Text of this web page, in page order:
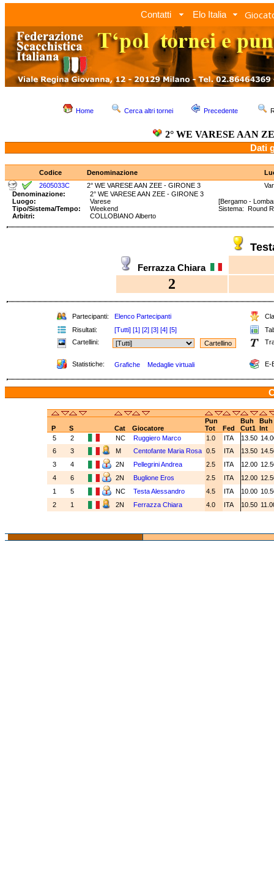
Contatti Elo Italia
Home Cerca altri tornei Precedente
2° WE VARESE AAN
Dati
Codice Denominazione
2605033C
2° WE VARESE AAN ZEE - GIRONE 3
Denominazione:
2° WE VARESE AAN ZEE - GIRONE 3
Luogo:
Varese
[Bergamo -
Tipo/Sistema/Tempo:
Weekend
Sistema: Round
Arbitri:
COLLOBIANO Alberto
Ferrazza Chiara
2
Partecipanti: Elenco Partecipanti
Risultati:
[Tutti] [1] [2] [3] [4] [5]
Cartellini:
Statistiche: Grafiche Medaglie virtuali E-
Pun Buh
Buh
P
S Cat Giocatore Tot Fed Cut1 Int
5
2 NC Ruggiero Marco 1.0 ITA 13.50
6
3 M Centofante Maria Rosa 0.5 ITA 13.50
3
4 2N Pellegrini Andrea 2.5 ITA 12.00
4
6 2N Buglione Eros 2.5 ITA 12.00
1
5 NC Testa Alessandro 4.5 ITA 10.00
2
1 2N Ferrazza Chiara 4.0 ITA 10.50